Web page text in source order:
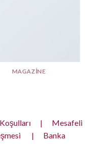
MAGAZINE
|
Mesafeli
|
Banka